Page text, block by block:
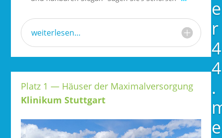
e
r
4
4
.
e
weiterlesen…
Platz 1 — Häuser der Maximalversorgung
Klinikum Stuttgart